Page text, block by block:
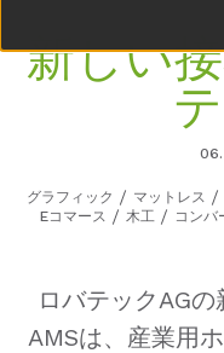
新しい
グラフィック マットレス
Eコマース
木工 コンバ
ロバテックAG
AMSは、産業用